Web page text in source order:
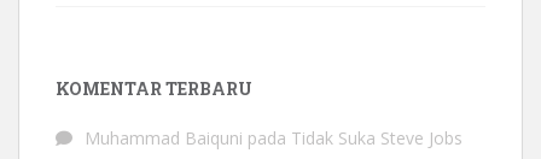
KOMENTAR TERBARU
Muhammad Baiquni pada Tidak Suka Steve Jobs